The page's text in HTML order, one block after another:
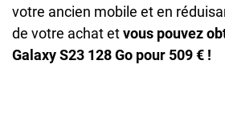
votre ancien mobile et en
de votre achat etvous pouvez
Galaxy S23 128 Go pour 509 € !